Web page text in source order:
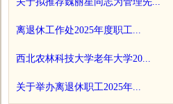
离退休工作处2025年度职工...
西北农林科技大学老年大学20...
关于举办离退休职工2025年...